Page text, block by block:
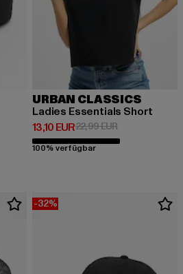
14,99 EUR
URBAN CLASSICS
Ladies Essentials Short
13,10 EUR
Derzeitiger Preis: 13,10 EUR
22,99 EURAktionspreis:
100% verfügbar
-32%